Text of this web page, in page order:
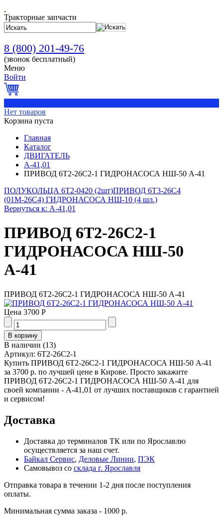
Тракторные запчасти
8 (800) 201-49-76
(звонок бесплатный)
Меню
Войти
Нет товаров
Корзина пуста
Главная
Каталог
ДВИГАТЕЛЬ
А-41,01
ПРИВОД 6Т2-26С2-1 ГИДРОНАСОСА НШ-50 А-41
ПОЛУКОЛЬЦА 6Т2-0420 (2шт)ПРИВОД 6Т3-26С4
(01М-26С4) ГИДРОНАСОСА НШ-10 (4 шл.)
Вернуться к: А-41,01
ПРИВОД 6Т2-26С2-1
ГИДРОНАСОСА НШ-50
А-41
ПРИВОД 6Т2-26С2-1 ГИДРОНАСОСА НШ-50 А-41
Цена 3700 Р
В наличии (13)
Артикул: 6Т2-26С2-1
Купить ПРИВОД 6Т2-26С2-1 ГИДРОНАСОСА НШ-50 А-41
за 3700 р. по лучшей цене в Кирове. Просто закажите
ПРИВОД 6Т2-26С2-1 ГИДРОНАСОСА НШ-50 А-41 для
своей компании - А-41,01 от лучших поставщиков с гарантией
и сервисом!
Доставка
Доставка до терминалов ТК или по Ярославлю
осуществляется за наш счет.
Байкал Сервис, Деловые Линии, ПЭК
Самовывоз со склада г. Ярославля
Отправка товара в течении 1-2 дня после поступления
оплаты.
Минимальная сумма заказа - 1000 р.